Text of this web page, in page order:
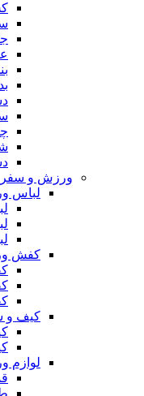
ورزش و سفر
لباس
کفش
کیف و
لوازم